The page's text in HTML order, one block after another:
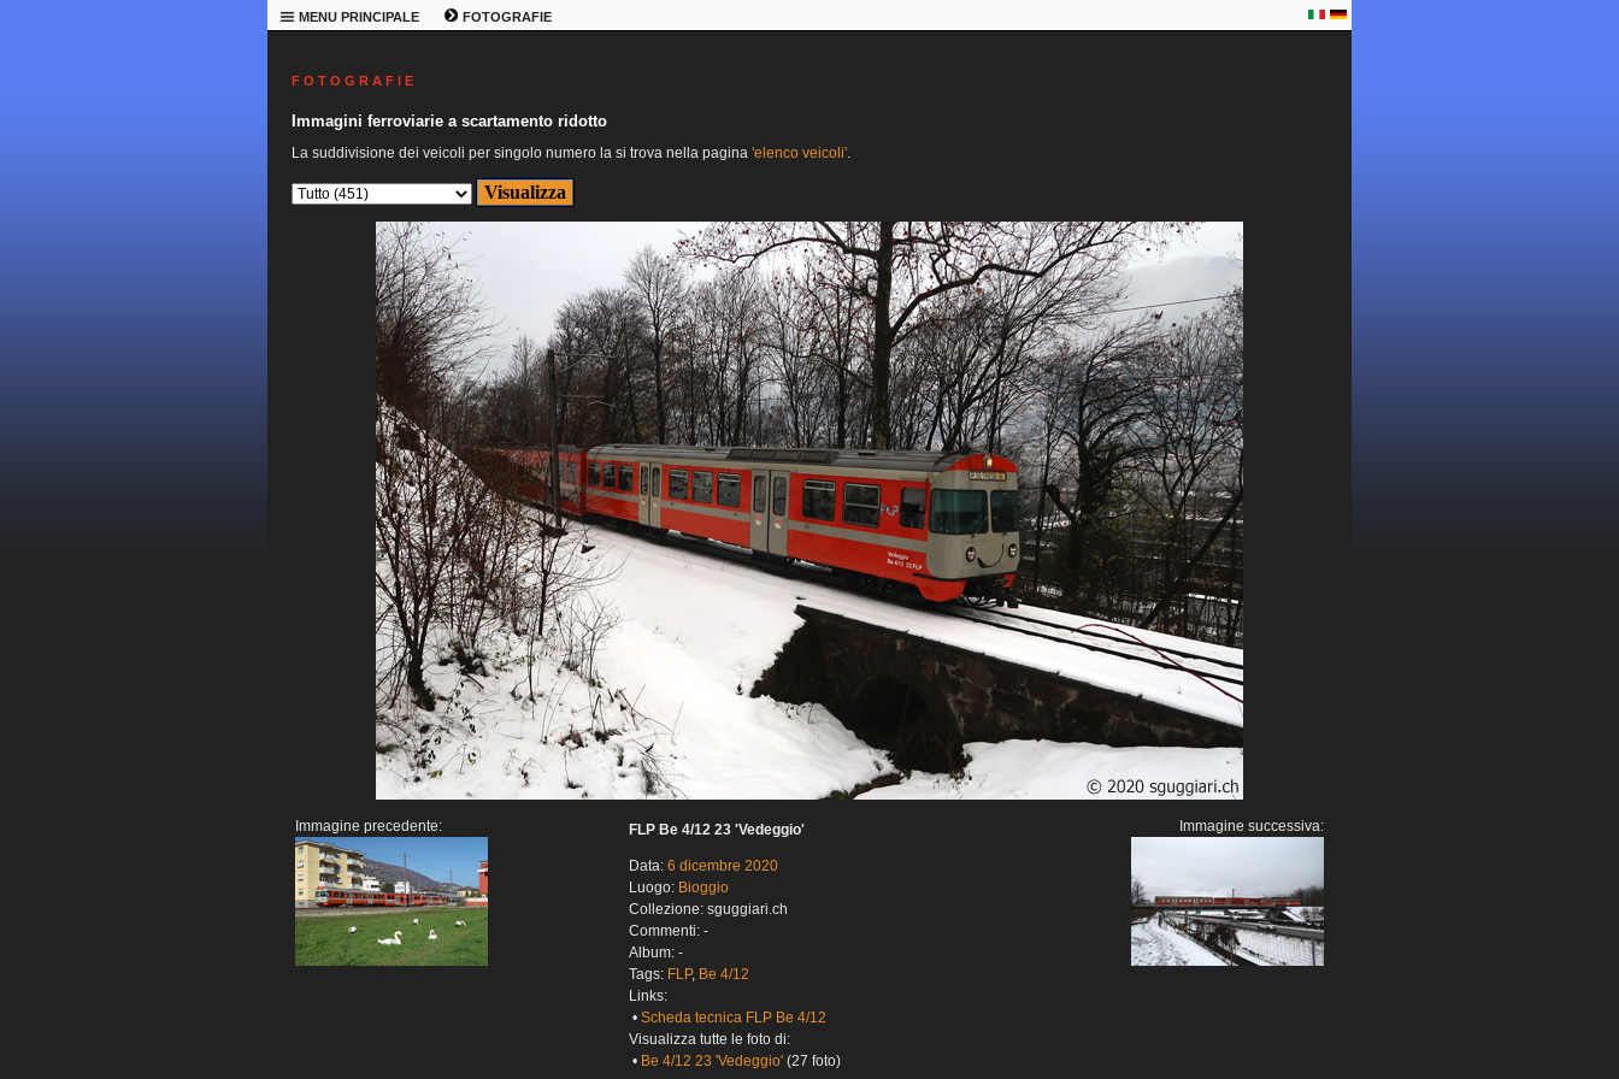
MENU PRINCIPALE FOTOGRAFIE
F O T O G R A F I E
Immagini ferroviarie a scartamento ridotto
La suddivisione dei veicoli per singolo numero la si trova nella pagina 'elenco veicoli'.
Immagine precedente: FLP Be 4/12 23 'Vedeggio'
Data: 6 dicembre 2020
Luogo: Bioggio
Collezione: sguggiari.ch
Commenti: -
Album: -
Tags: FLP, Be 4/12
Links:
• Scheda tecnica FLP Be 4/12
Visualizza tutte le foto di:
• Be 4/12 23 'Vedeggio' (27 foto)
Immagine successiva: